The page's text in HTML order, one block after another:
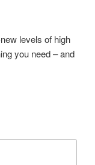
levels of high
you need – and